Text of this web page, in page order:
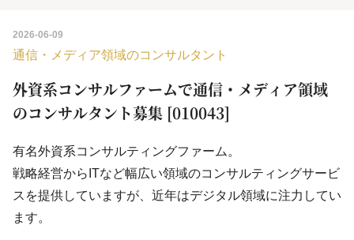
2026-06-09
通信・メディア領域のコンサルタント
外資系コンサルファームで通信・メディア領域
のコンサルタント募集 [010043]
有名外資系コンサルティングファーム。
戦略経営からITなど幅広い領域のコンサルティングサービ
スを提供していますが、近年はデジタル領域に注力してい
ます。